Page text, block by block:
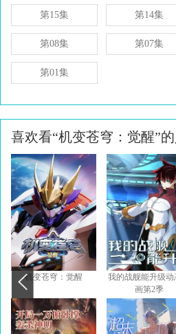
第15集 第14集
第08集 第07集
第01集
喜欢看“机变苍穹：觉醒”的
机变苍穹：觉醒
我的战舰能升级动
画第2季